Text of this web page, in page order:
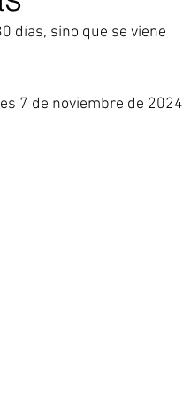
días, sino que se viene
7 de noviembre de 2024